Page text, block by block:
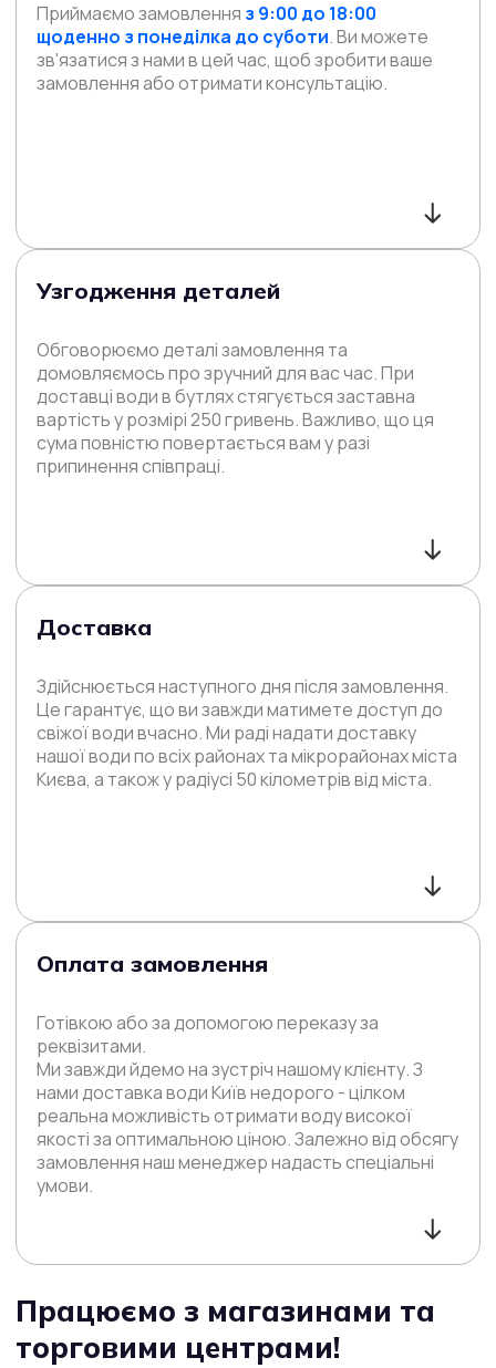
Приймаємо замовлення з 9:00 до 18:00
щоденно з понеділка до суботи. Ви можете
зв'язатися з нами в цей час, щоб зробити ваше
замовлення або отримати консультацію.
Узгодження деталей
Обговорюємо деталі замовлення та
домовляємось про зручний для вас час. При
доставці води в бутлях стягується заставна
вартість у розмірі 250 гривень. Важливо, що ця
сума повністю повертається вам у разі
припинення співпраці.
Доставка
Здійснюється наступного дня після замовлення.
Це гарантує, що ви завжди матимете доступ до
свіжої води вчасно. Ми раді надати доставку
нашої води по всіх районах та мікрорайонах міста
Києва, а також у радіусі 50 кілометрів від міста.
Оплата замовлення
Готівкою або за допомогою переказу за
реквізитами.
Ми завжди йдемо на зустріч нашому клієнту. З
нами доставка води Київ недорого - цілком
реальна можливість отримати воду високої
якості за оптимальною ціною. Залежно від обсягу
замовлення наш менеджер надасть спеціальні
умови.
Працюємо з магазинами та
торговими центрами!